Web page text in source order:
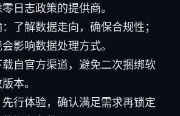
日志政策的提供商。
了解数据走向，确保合规性；
影响数据处理方式。
自官方渠道，避免二次捆绑软
本。
行体验，确认满足需求再锁定